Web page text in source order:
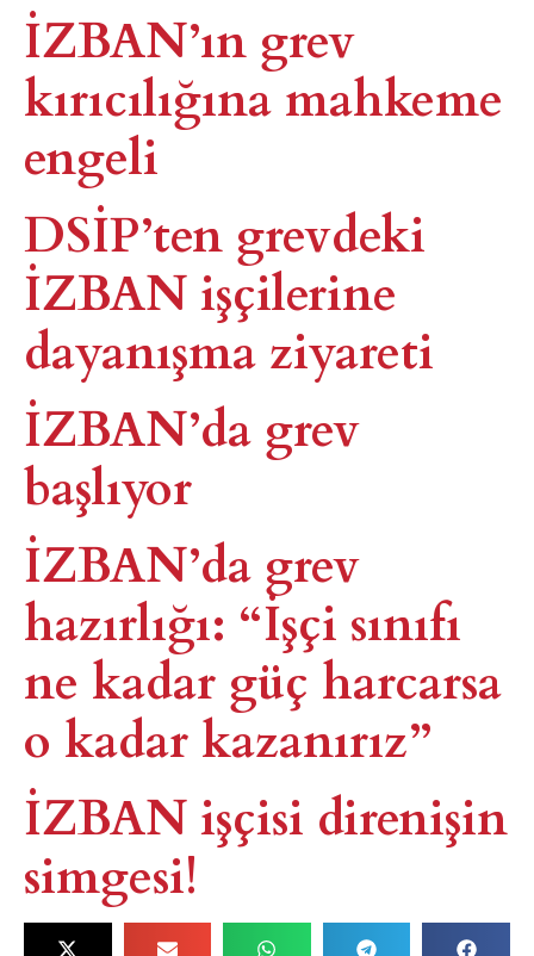
İZBAN’ın grev
kırıcılığına mahkeme
engeli
DSİP’ten grevdeki
İZBAN işçilerine
dayanışma ziyareti
İZBAN’da grev
başlıyor​
İZBAN’da grev
hazırlığı: “İşçi sınıfı
ne kadar güç harcarsa
o kadar kazanırız”
İZBAN işçisi direnişin
simgesi!​